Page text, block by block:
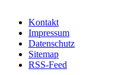
Kontakt
Impressum
Datenschutz
Sitemap
RSS-Feed